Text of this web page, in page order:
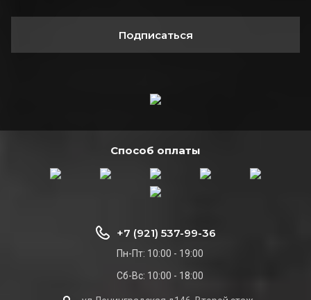
Подписаться
Способ оплаты
+7 (921) 537-99-36
Пн-Пт: 10:00 - 19:00
Сб-Вс: 10:00 - 18:00